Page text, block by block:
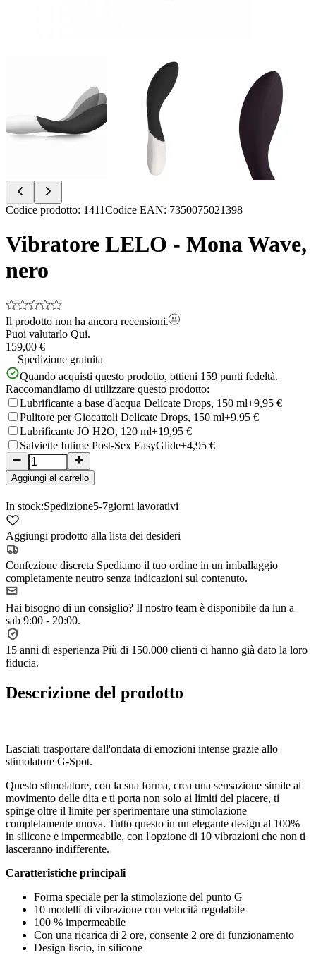
Item
of
7
Codice prodotto: 1411Codice EAN: 7350075021398
Vibratore LELO - Mona Wave,
nero
Il prodotto non ha ancora recensioni.
Puoi valutarlo Qui.
159,00 €
Spedizione gratuita
Quando acquisti questo prodotto, ottieni 159 punti fedeltà.
Raccomandiamo di utilizzare questo prodotto:
Lubrificante a base d'acqua Delicate Drops, 150 ml+9,95 €
Pulitore per Giocattoli Delicate Drops, 150 ml+9,95 €
Lubrificante JO H2O, 120 ml+19,95 €
Salviette Intime Post-Sex EasyGlide+4,95 €
Aggiungi al carrello
In stock:Spedizione5-7giorni lavorativi
Aggiungi prodotto alla lista dei desideri
Confezione discreta Spediamo il tuo ordine in un imballaggio
completamente neutro senza indicazioni sul contenuto.
Hai bisogno di un consiglio? Il nostro team è disponibile da lun a
sab 9:00 - 20:00.
15 anni di esperienza Più di 150.000 clienti ci hanno già dato la loro
fiducia.
Descrizione del prodotto
Lasciati trasportare dall'ondata di emozioni intense grazie allo
stimolatore G-Spot.
Questo stimolatore, con la sua forma, crea una sensazione simile al
movimento delle dita e ti porta non solo ai limiti del piacere, ti
spinge oltre il limite per sperimentare una stimolazione
completamente nuova. Tutto questo in un elegante design al 100%
in silicone e impermeabile, con l'opzione di 10 vibrazioni che non ti
lasceranno indifferente.
Caratteristiche principali
Forma speciale per la stimolazione del punto G
10 modelli di vibrazione con velocità regolabile
100 % impermeabile
Con una ricarica di 2 ore, consente 2 ore di funzionamento
Design liscio, in silicone